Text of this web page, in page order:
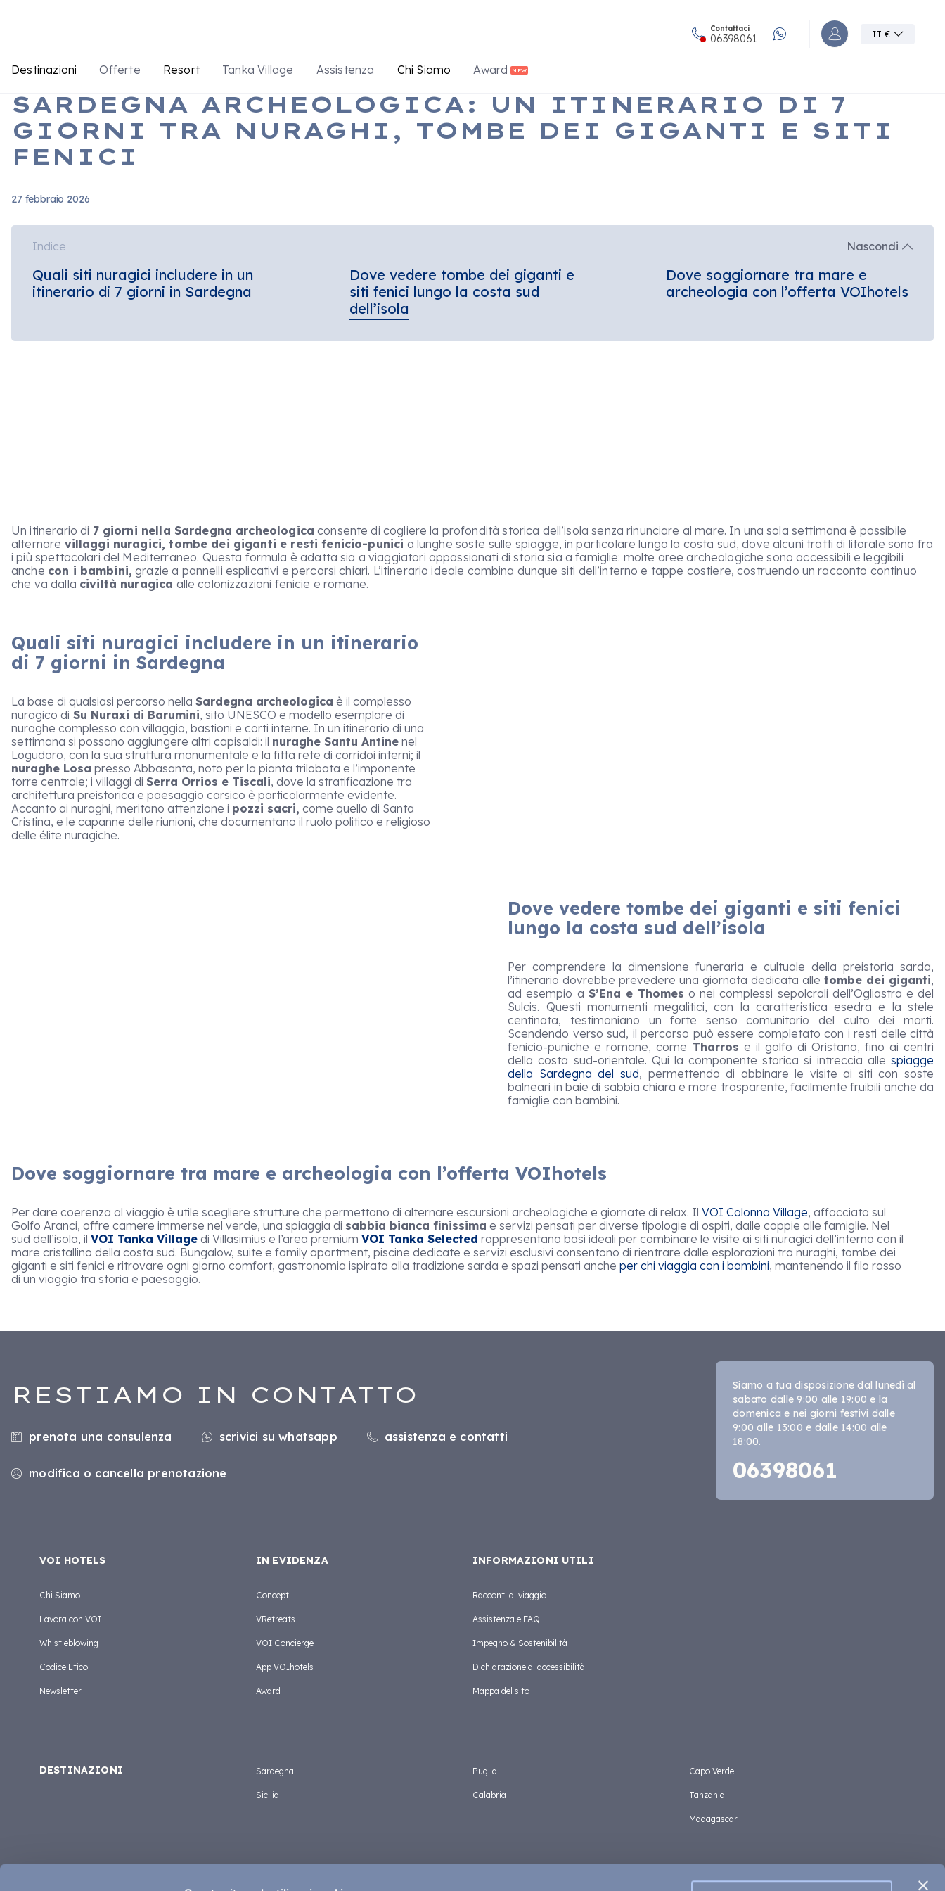
Contattaci
06398061 Accedi o registrati
IT €
Destinazioni Offerte Resort Tanka Village Assistenza Chi Siamo Award NEW
SARDEGNA ARCHEOLOGICA: UN ITINERARIO DI 7
GIORNI TRA NURAGHI, TOMBE DEI GIGANTI E SITI
FENICI
27 febbraio 2026
Indice Nascondi
Quali siti nuragici includere in un
itinerario di 7 giorni in Sardegna
Dove vedere tombe dei giganti e
siti fenici lungo la costa sud
dell’isola
Dove soggiornare tra mare e
archeologia con l’offerta VOIhotels
Un itinerario di 7 giorni nella Sardegna archeologica consente di cogliere la profondità storica dell’isola senza rinunciare al mare. In una sola settimana è possibile
alternare villaggi nuragici, tombe dei giganti e resti fenicio-punici a lunghe soste sulle spiagge, in particolare lungo la costa sud, dove alcuni tratti di litorale sono fra
i più spettacolari del Mediterraneo. Questa formula è adatta sia a viaggiatori appassionati di storia sia a famiglie: molte aree archeologiche sono accessibili e leggibili
anche con i bambini, grazie a pannelli esplicativi e percorsi chiari. L’itinerario ideale combina dunque siti dell’interno e tappe costiere, costruendo un racconto continuo
che va dalla civiltà nuragica alle colonizzazioni fenicie e romane.
Quali siti nuragici includere in un itinerario
di 7 giorni in Sardegna
La base di qualsiasi percorso nella Sardegna archeologica è il complesso
nuragico di Su Nuraxi di Barumini, sito UNESCO e modello esemplare di
nuraghe complesso con villaggio, bastioni e corti interne. In un itinerario di una
settimana si possono aggiungere altri capisaldi: il nuraghe Santu Antine nel
Logudoro, con la sua struttura monumentale e la fitta rete di corridoi interni; il
nuraghe Losa presso Abbasanta, noto per la pianta trilobata e l’imponente
torre centrale; i villaggi di Serra Orrios e Tiscali, dove la stratificazione tra
architettura preistorica e paesaggio carsico è particolarmente evidente.
Accanto ai nuraghi, meritano attenzione i pozzi sacri, come quello di Santa
Cristina, e le capanne delle riunioni, che documentano il ruolo politico e religioso
delle élite nuragiche.
Dove vedere tombe dei giganti e siti fenici
lungo la costa sud dell’isola
Per comprendere la dimensione funeraria e cultuale della preistoria sarda,
l’itinerario dovrebbe prevedere una giornata dedicata alletombe dei giganti,
ad esempio a S’Ena e Thomes o nei complessi sepolcrali dell’Ogliastra e del
Sulcis. Questi monumenti megalitici, con la caratteristica esedra e la stele
centinata, testimoniano un forte senso comunitario del culto dei morti.
Scendendo verso sud, il percorso può essere completato con i resti delle città
fenicio-puniche e romane, come Tharros e il golfo di Oristano, fino ai centri
della costa sud-orientale. Qui la componente storica si intreccia alle spiagge
della Sardegna del sud, permettendo di abbinare le visite ai siti con soste
balneari in baie di sabbia chiara e mare trasparente, facilmente fruibili anche da
famiglie con bambini.
Dove soggiornare tra mare e archeologia con l’offerta VOIhotels
Per dare coerenza al viaggio è utile scegliere strutture che permettano di alternare escursioni archeologiche e giornate di relax. Il VOI Colonna Village, affacciato sul
Golfo Aranci, offre camere immerse nel verde, una spiaggia di sabbia bianca finissima e servizi pensati per diverse tipologie di ospiti, dalle coppie alle famiglie. Nel
sud dell’isola, il VOI Tanka Village di Villasimius e l’area premium VOI Tanka Selected rappresentano basi ideali per combinare le visite ai siti nuragici dell’interno con il
mare cristallino della costa sud. Bungalow, suite e family apartment, piscine dedicate e servizi esclusivi consentono di rientrare dalle esplorazioni tra nuraghi, tombe dei
giganti e siti fenici e ritrovare ogni giorno comfort, gastronomia ispirata alla tradizione sarda e spazi pensati anche per chi viaggia con i bambini, mantenendo il filo rosso
di un viaggio tra storia e paesaggio.
RESTIAMO IN CONTATTO
prenota una consulenza scrivici su whatsapp assistenza e contatti
modifica o cancella prenotazione
Siamo a tua disposizione dal lunedì al
sabato dalle 9:00 alle 19:00 e la
domenica e nei giorni festivi dalle
9:00 alle 13:00 e dalle 14:00 alle
18:00.
06398061
VOI HOTELS
Chi Siamo
Lavora con VOI
Whistleblowing
Codice Etico
Newsletter
IN EVIDENZA
Concept
VRetreats
VOI Concierge
App VOIhotels
Award
INFORMAZIONI UTILI
Racconti di viaggio
Assistenza e FAQ
Impegno & Sostenibilità
Dichiarazione di accessibilità
Mappa del sito
DESTINAZIONI Sardegna
Sicilia
Puglia
Calabria
Capo Verde
Tanzania
Madagascar